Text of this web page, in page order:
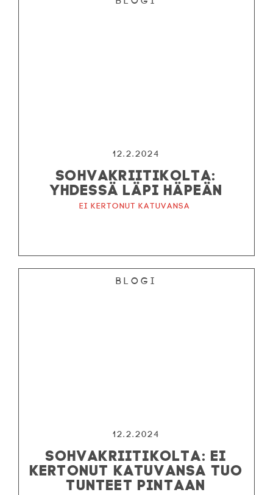
12.2.2024
SOHVAKRIITIKOLTA:
YHDESSÄ LÄPI HÄPEÄN
Ei kertonut katuvansa
Blogi
12.2.2024
SOHVAKRIITIKOLTA: EI
KERTONUT KATUVANSA TUO
TUNTEET PINTAAN